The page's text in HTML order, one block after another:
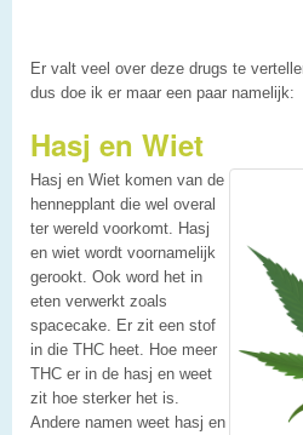
Er valt veel over deze drugs te
dus doe ik er maar een paar namelijk:
Hasj en Wiet
Hasj en Wiet komen van de
hennepplant die wel overal
ter wereld voorkomt. Hasj
en wiet wordt voornamelijk
gerookt. Ook word het in
eten verwerkt zoals
spacecake. Er zit een stof
in die THC heet. Hoe meer
THC er in de hasj en weet
zit hoe sterker het is.
Andere namen weet hasj en